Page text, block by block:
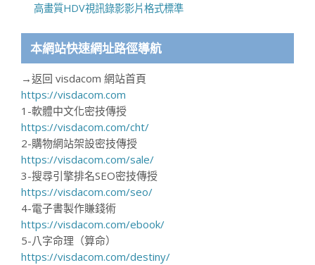
高畫質HDV視訊錄影影片格式標準
本網站快速網址路徑導航
→返回 visdacom 網站首頁
https://visdacom.com
1-軟體中文化密技傳授
https://visdacom.com/cht/
2-購物網站架設密技傳授
https://visdacom.com/sale/
3-搜尋引擎排名SEO密技傳授
https://visdacom.com/seo/
4-電子書製作賺錢術
https://visdacom.com/ebook/
5-八字命理（算命）
https://visdacom.com/destiny/